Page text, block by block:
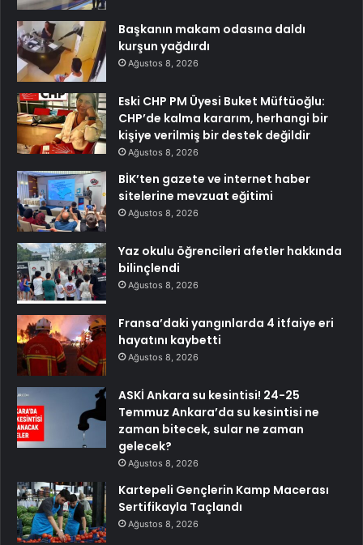
Başkanın makam odasına daldı
kurşun yağdırdı
Ağustos 8, 2026
Eski CHP PM Üyesi Buket Müftüoğlu:
CHP’de kalma kararım, herhangi bir
kişiye verilmiş bir destek değildir
Ağustos 8, 2026
BİK’ten gazete ve internet haber
sitelerine mevzuat eğitimi
Ağustos 8, 2026
Yaz okulu öğrencileri afetler hakkında
bilinçlendi
Ağustos 8, 2026
Fransa’daki yangınlarda 4 itfaiye eri
hayatını kaybetti
Ağustos 8, 2026
ASKİ Ankara su kesintisi! 24-25
Temmuz Ankara’da su kesintisi ne
zaman bitecek, sular ne zaman
gelecek?
Ağustos 8, 2026
Kartepeli Gençlerin Kamp Macerası
Sertifikayla Taçlandı
Ağustos 8, 2026